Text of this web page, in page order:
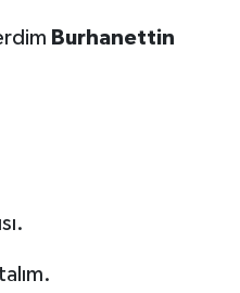
Burhanettin